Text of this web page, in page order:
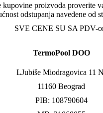
proizvoda proverite
odstupanja navedene od
SVE CENE SU SA PDV-
TermoPool DOO
LJubiše Miodragovica 11 N
11160 Beograd
PIB: 108790604